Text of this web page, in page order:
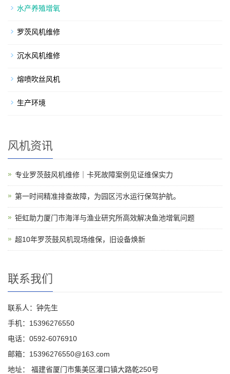
水产养殖增氧
罗茨风机维修
沉水风机维修
熔喷吹丝风机
生产环境
风机资讯
专业罗茨鼓风机维修｜卡死故障案例见证维保实力
第一时间精准排查故障，为园区污水运行保驾护航。
钜虹助力厦门市海洋与渔业研究所高效解决鱼池增氧问题
超10年罗茨鼓风机现场维保，旧设备焕新
联系我们
联系人：钟先生
手机：15396276550
电话：0592-6076910
邮箱：15396276550@163.com
地址： 福建省厦门市集美区灌口镇大路乾250号